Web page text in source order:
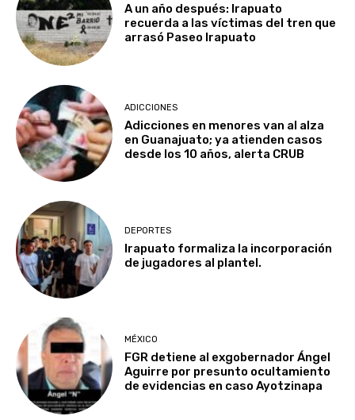
A un año después: Irapuato
recuerda a las víctimas del tren que
arrasó Paseo Irapuato
ADICCIONES
Adicciones en menores van al alza
en Guanajuato; ya atienden casos
desde los 10 años, alerta CRUB
DEPORTES
Irapuato formaliza la incorporación
de jugadores al plantel.
MÉXICO
FGR detiene al exgobernador Ángel
Aguirre por presunto ocultamiento
de evidencias en caso Ayotzinapa